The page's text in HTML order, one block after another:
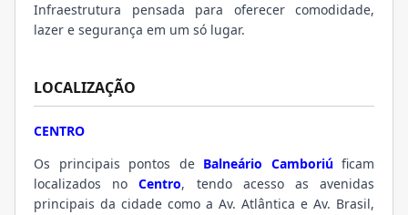
Infraestrutura pensada para oferecer comodidade,
lazer e segurança em um só lugar.
LOCALIZAÇÃO
CENTRO
Os principais pontos de Balneário Camboriúficam
localizados noCentro, tendo acesso as avenidas
principais da cidade como a Av. Atlântica e Av. Brasil,